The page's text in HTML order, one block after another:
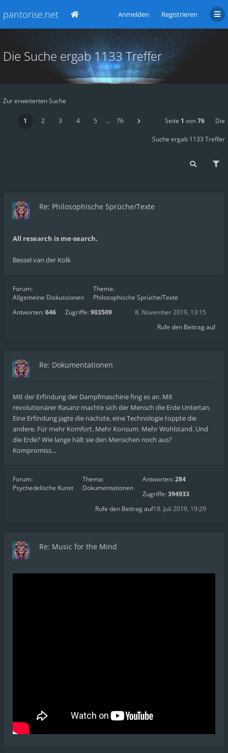
pantorise.net Anmelden Registrieren
Die Suche ergab 1133 Treffer
Zur erweiterten Suche
1 2 3 4 5 … 76 Seite 1 von76 Die
Suche ergab 1133 Treffer
Re: Philosophische Sprüche/Texte
All research is me-search.
Bessel van der Kolk
Forum:
Allgemeine Diskussionen
Thema:
Philosophische Sprüche/Texte
Antworten:646 Zugriffe:903509
8. November 2019, 13:15
Rufe den Beitrag auf
Re: Dokumentationen
Mit der Erfindung der Dampfmaschine fing es an. Mit
revolutionärer Rasanz machte sich der Mensch die Erde Untertan.
Eine Erfindung jagte die nächste, eine Technologie toppte die
andere. Für mehr Komfort. Mehr Konsum. Mehr Wohlstand. Und
die Erde? Wie lange hält sie den Menschen noch aus?
Kompromiss...
Forum:
Psychedelische Kunst
Thema:
Dokumentationen
Antworten:284
Zugriffe:394933
18. Juli 2019, 19:29
Rufe den Beitrag auf
Re: Music for the Mind